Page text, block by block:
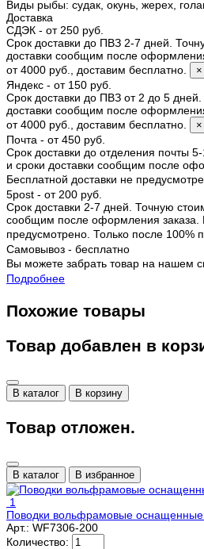
Виды рыбы: судак, окунь, жерех,
Доставка
СДЭК - от 250 руб.
Срок доставки до ПВЗ 2-7 дней.
доставки сообщим после
от 4000 руб., доставим бесплатно.
×
Яндекс - от 150 руб.
Срок доставки до ПВЗ от 2 до 5
доставки сообщим после
от 4000 руб., доставим бесплатно.
×
Почта - от 450 руб.
Срок доставки до отделения почты
и сроки доставки сообщим после
Бесплатной доставки не
5post - от 200 руб.
Срок доставки 2-7 дней. Точную
сообщим после оформления заказа.
предусмотрено. Только после 100%
Самовывоз - бесплатно
Вы можете забрать товар на нашем
Подробнее
Похожие товары
Товар добавлен в
В каталог В корзину
Товар отложен.
В каталог В избранное
1
Поводки вольфрамовые оснащенные
Арт.: WF7306-200
Количество: